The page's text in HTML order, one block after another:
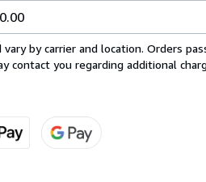
by carrier and location. Orders
contact you regarding additional